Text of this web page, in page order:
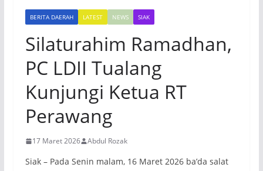
BERITA DAERAH LATEST NEWS SIAK
Silaturahim Ramadhan,
PC LDII Tualang
Kunjungi Ketua RT
Perawang
17 Maret 2026 Abdul Rozak
Siak – Pada Senin malam, 16 Maret 2026 ba’da salat